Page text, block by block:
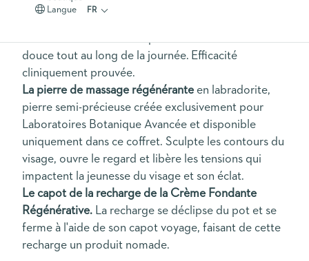
Langue
FR
cellules souches végétales. Sa texture riche et
douce tout au long de la journée. Efficacité
cliniquement prouvée.
La pierre de massage régénéranteen labradorite,
pierre semi-précieuse créée exclusivement pour
Laboratoires Botanique Avancée et disponible
uniquement dans ce coffret. Sculpte les contours du
visage, ouvre le regard et libère les tensions qui
impactent la jeunesse du visage et son éclat.
Le capot de la recharge de la Crème Fondante
Régénérative. La recharge se déclipse du pot et se
ferme à l'aide de son capot voyage, faisant de cette
recharge un produit nomade.